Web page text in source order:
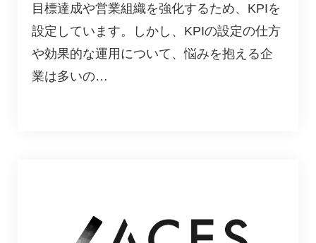
目標達成や営業組織を強化するため、KPIを
設定しています。しかし、KPIの設定の仕方
や効果的な運用について、悩みを抱える企
業は多いの…